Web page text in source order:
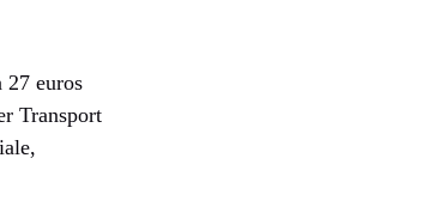
27 euros
Transport